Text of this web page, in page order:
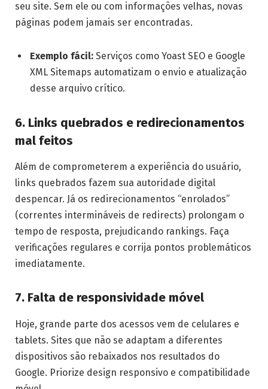
seu site. Sem ele ou com informações velhas, novas
páginas podem jamais ser encontradas.
Exemplo fácil: Serviços como Yoast SEO e Google
XML Sitemaps automatizam o envio e atualização
desse arquivo crítico.
6. Links quebrados e redirecionamentos
mal feitos
Além de comprometerem a experiência do usuário,
links quebrados fazem sua autoridade digital
despencar. Já os redirecionamentos “enrolados”
(correntes intermináveis de redirects) prolongam o
tempo de resposta, prejudicando rankings. Faça
verificações regulares e corrija pontos problemáticos
imediatamente.
7. Falta de responsividade móvel
Hoje, grande parte dos acessos vem de celulares e
tablets. Sites que não se adaptam a diferentes
dispositivos são rebaixados nos resultados do
Google. Priorize design responsivo e compatibilidade